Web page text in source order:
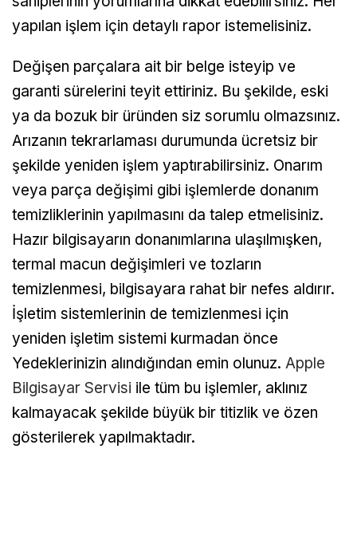
yapılan işlem için detaylı rapor istemelisiniz.
Değişen parçalara ait bir belge isteyip ve
garanti sürelerini teyit ettiriniz. Bu şekilde, eski
ya da bozuk bir üründen siz sorumlu olmazsınız.
Arızanın tekrarlaması durumunda ücretsiz bir
şekilde yeniden işlem yaptırabilirsiniz. Onarım
veya parça değişimi gibi işlemlerde donanım
temizliklerinin yapılmasını da talep etmelisiniz.
Hazır bilgisayarın donanımlarına ulaşılmışken,
termal macun değişimleri ve tozların
temizlenmesi, bilgisayara rahat bir nefes aldırır.
İşletim sistemlerinin de temizlenmesi için
yeniden işletim sistemi kurmadan önce
Yedeklerinizin alındığından emin olunuz. Apple
Bilgisayar Servisi ile tüm bu işlemler, aklınız
kalmayacak şekilde büyük bir titizlik ve özen
gösterilerek yapılmaktadır.